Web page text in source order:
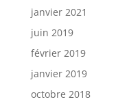
janvier 2021
juin 2019
février 2019
janvier 2019
octobre 2018